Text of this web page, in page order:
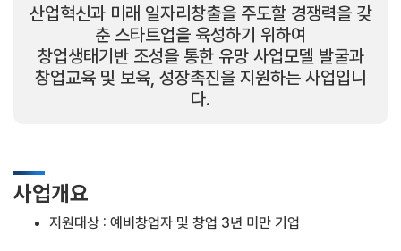
산업혁신과 미래 일자리창출을 주도할 경쟁력을 갖
춘 스타트업을 육성하기 위하여
창업생태기반 조성을 통한 유망 사업모델 발굴과
창업교육 및 보육, 성장촉진을 지원하는 사업입니
다.
사업개요
지원대상 : 예비창업자 및 창업 3년 미만 기업